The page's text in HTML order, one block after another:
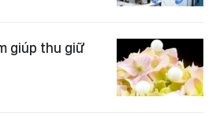
giúp thu giữ